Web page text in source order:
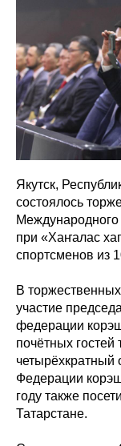
Якутск,
состоялось
Международного
при «Хаҥалас
спортсменов из
В
участие
федерации
почётных гостей
четырёхкратный
Федерации
году также
Татарстане.